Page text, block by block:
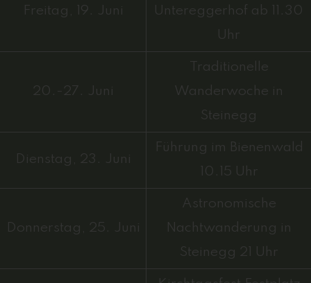
Freitag, 19. Juni
Untereggerhof ab 11.30
Uhr
20.-27. Juni
Traditionelle
Wanderwoche in
Steinegg
Dienstag, 23. Juni
Führung im Bienenwald
10.15 Uhr
Donnerstag, 25. Juni
Astronomische
Nachtwanderung in
Steinegg 21 Uhr